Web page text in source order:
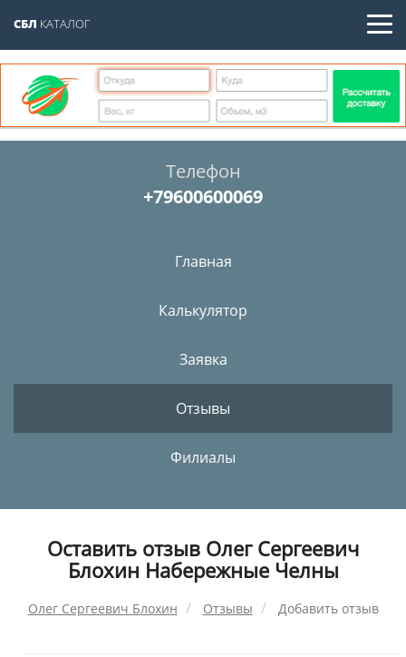
СБЛ КАТАЛОГ
Телефон
+79600600069
Главная
Калькулятор
Заявка
Отзывы
Филиалы
Оставить отзыв Олег Сергеевич
Блохин Набережные Челны
Олег Сергеевич Блохин Отзывы Добавить отзыв